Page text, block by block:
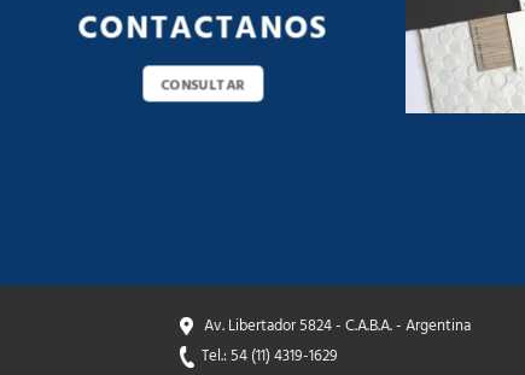
CONTACTANOS
CONSULTAR
Av. Libertador 5824 - C.A.B.A. - Argentina
Tel.: 54 (11) 4319-1629